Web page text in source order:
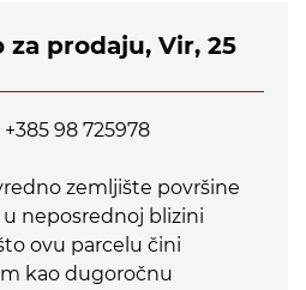
prodaju, Vir, 25
98 725978
zemljište površine
neposrednoj blizini
ovu parcelu čini
kao dugoročnu